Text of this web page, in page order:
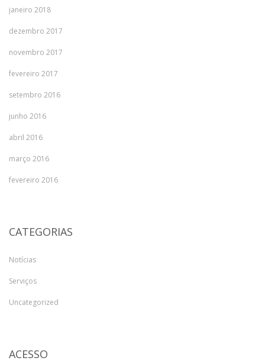
janeiro 2018
dezembro 2017
novembro 2017
fevereiro 2017
setembro 2016
junho 2016
abril 2016
março 2016
fevereiro 2016
CATEGORIAS
Notícias
Serviços
Uncategorized
ACESSO